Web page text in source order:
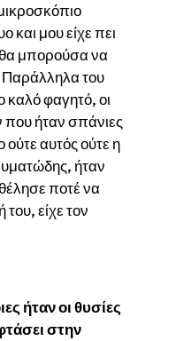
και μου είχε πει
θα μπορούσα να
του
καλό φαγητό, οι
ήταν σπάνιες
ούτε αυτός ούτε η
ήταν
ποτέ να
είχε τον
ήταν οι θυσίες
στην